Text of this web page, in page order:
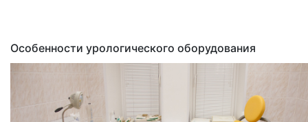
Ингаляторы Альбедо
Фототерапевтические транскраниальные
аппараты ELMEDLIFE
Особенности урологического оборудования